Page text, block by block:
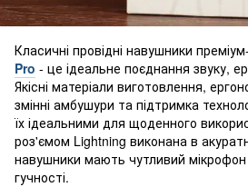
Класичні провідні навушники
Pro - це ідеальне поєднання звуку,
Якісні матеріали виготовлення,
змінні амбушури та підтримка
їх ідеальними для щоденного
роз'ємом Lightning виконана в
навушники мають чутливий
гучності.